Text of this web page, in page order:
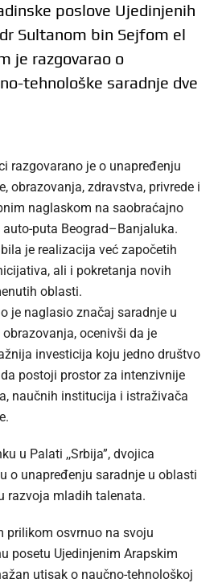
poslove Ujedinjenih
Sultanom bin Sejfom el
je razgovarao o
tehnološke saradnje dve
razgovarano je o unapređenju
obrazovanja, zdravstva, privrede i
naglaskom na saobraćajno
puta Beograd–Banjaluka.
je realizacija već započetih
ali i pokretanja novih
oblasti.
je naglasio značaj saradnje u
ocenivši da je
investicija koju jedno društvo
postoji prostor za intenzivnije
naučnih institucija i istraživača
u Palati ,,Srbija”, dvojica
o unapređenju saradnje u oblasti
razvoja mladih talenata.
prilikom osvrnuo na svoju
posetu Ujedinjenim Arapskim
utisak o naučno-tehnološkoj